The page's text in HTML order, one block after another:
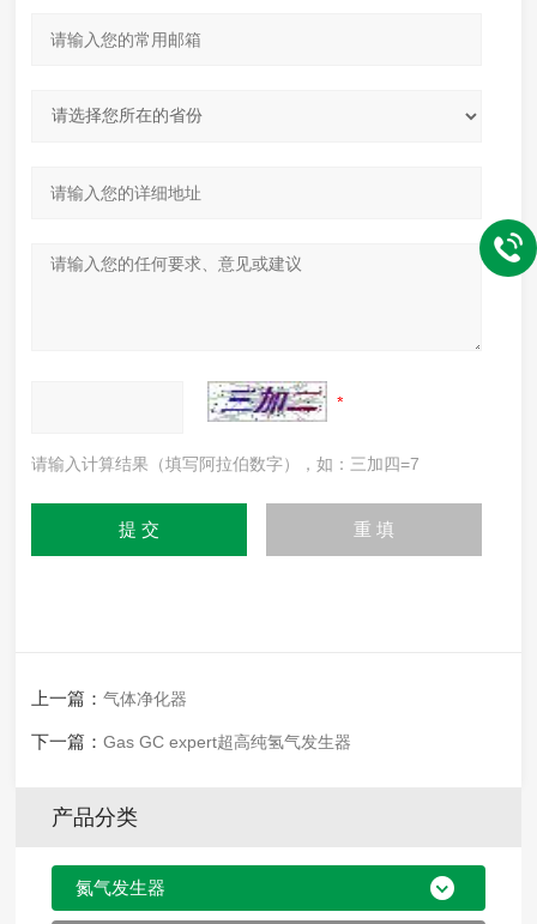
请输入计算结果（填写阿拉伯数字），如：三加四=7
上一篇：气体净化器
下一篇：Gas GC expert超高纯氢气发生器
产品分类
氮气发生器